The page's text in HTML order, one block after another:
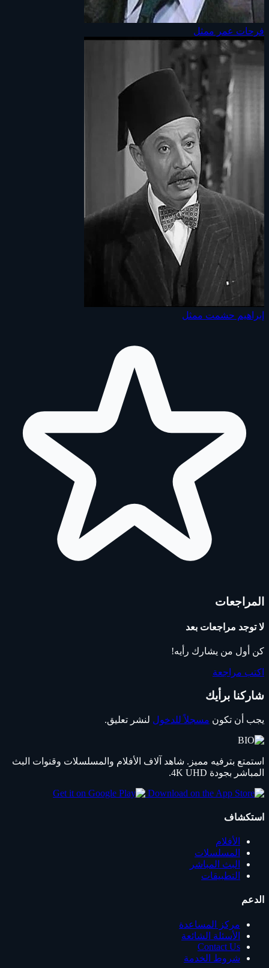
فرحات عمر ممثل
إبراهيم حشمت ممثل
المراجعات
لا توجد مراجعات بعد
كن أول من يشارك رأيه!
اكتب مراجعة
شاركنا برأيك
يجب أن تكون مسجلاً للدخول لنشر تعليق.
استمتع بترفيه مميز. شاهد آلاف الأفلام والمسلسلات وقنوات البث
المباشر بجودة 4K UHD.
استكشاف
الأفلام
المسلسلات
البث المباشر
التطبيقات
الدعم
مركز المساعدة
الأسئلة الشائعة
Contact Us
شروط الخدمة